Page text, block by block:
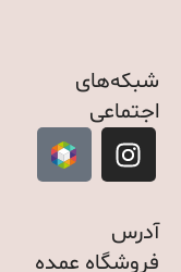
شبکه‌های
اجتماعی
آدرس
فروشگاه عمده